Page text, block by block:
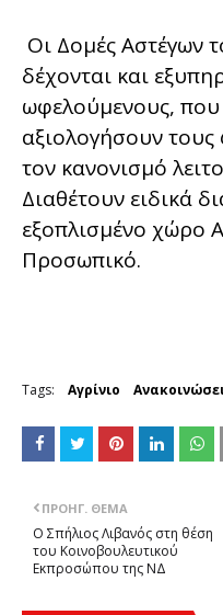
Οι Δομές Αστέγων
δέχονται και
ωφελούμενους, που
αξιολογήσουν
τον κανονισμό
Διαθέτουν ειδικά
εξοπλισμένο χώρο
Προσωπικό.
Tags: Αγρίνιο
ΠΡΟΗΓ. ΘΈΜΑ
O Σπήλιος Λιβανός στη θέση
του Κοινοβουλευτικού
Εκπροσώπου της ΝΔ